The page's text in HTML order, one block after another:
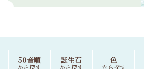
50音順
から探す
誕生石
から探す
色
から探す